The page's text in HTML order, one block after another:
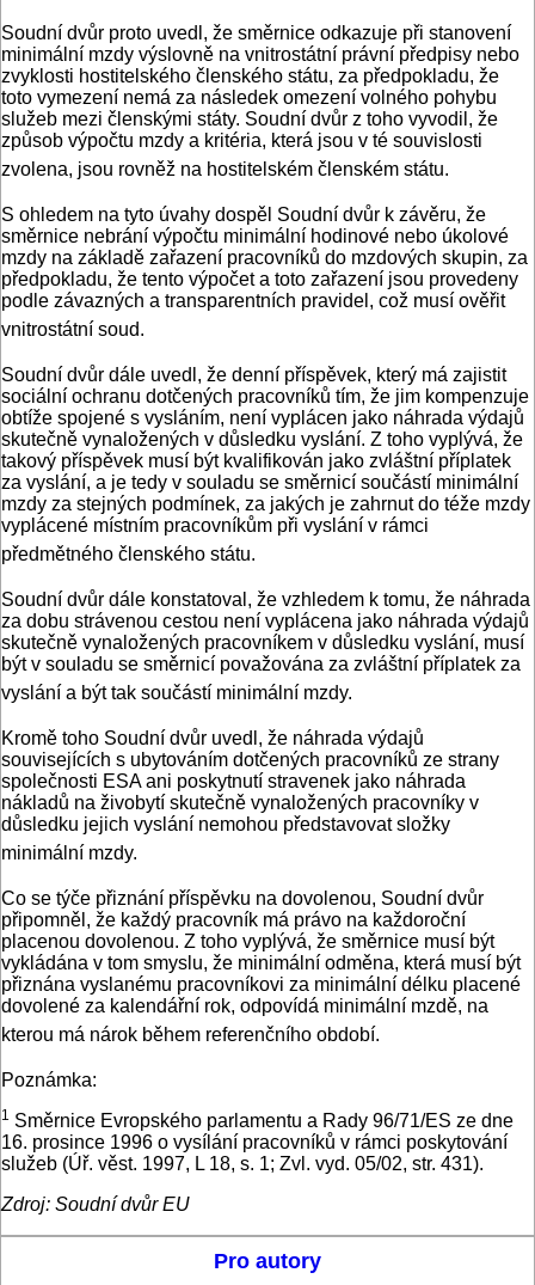
Soudní dvůr proto uvedl, že směrnice odkazuje při stanovení
minimální mzdy výslovně na vnitrostátní právní předpisy nebo
zvyklosti hostitelského členského státu, za předpokladu, že
toto vymezení nemá za následek omezení volného pohybu
služeb mezi členskými státy. Soudní dvůr z toho vyvodil, že
způsob výpočtu mzdy a kritéria, která jsou v té souvislosti
zvolena, jsou rovněž na hostitelském členském státu.
S ohledem na tyto úvahy dospěl Soudní dvůr k závěru, že
směrnice nebrání výpočtu minimální hodinové nebo úkolové
mzdy na základě zařazení pracovníků do mzdových skupin, za
předpokladu, že tento výpočet a toto zařazení jsou provedeny
podle závazných a transparentních pravidel, což musí ověřit
vnitrostátní soud.
Soudní dvůr dále uvedl, že denní příspěvek, který má zajistit
sociální ochranu dotčených pracovníků tím, že jim kompenzuje
obtíže spojené s vysláním, není vyplácen jako náhrada výdajů
skutečně vynaložených v důsledku vyslání. Z toho vyplývá, že
takový příspěvek musí být kvalifikován jako zvláštní příplatek
za vyslání, a je tedy v souladu se směrnicí součástí minimální
mzdy za stejných podmínek, za jakých je zahrnut do téže mzdy
vyplácené místním pracovníkům při vyslání v rámci
předmětného členského státu.
Soudní dvůr dále konstatoval, že vzhledem k tomu, že náhrada
za dobu strávenou cestou není vyplácena jako náhrada výdajů
skutečně vynaložených pracovníkem v důsledku vyslání, musí
být v souladu se směrnicí považována za zvláštní příplatek za
vyslání a být tak součástí minimální mzdy.
Kromě toho Soudní dvůr uvedl, že náhrada výdajů
souvisejících s ubytováním dotčených pracovníků ze strany
společnosti ESA ani poskytnutí stravenek jako náhrada
nákladů na živobytí skutečně vynaložených pracovníky v
důsledku jejich vyslání nemohou představovat složky
minimální mzdy.
Co se týče přiznání příspěvku na dovolenou, Soudní dvůr
připomněl, že každý pracovník má právo na každoroční
placenou dovolenou. Z toho vyplývá, že směrnice musí být
vykládána v tom smyslu, že minimální odměna, která musí být
přiznána vyslanému pracovníkovi za minimální délku placené
dovolené za kalendářní rok, odpovídá minimální mzdě, na
kterou má nárok během referenčního období.
Poznámka:
1 Směrnice Evropského parlamentu a Rady 96/71/ES ze dne
16. prosince 1996 o vysílání pracovníků v rámci poskytování
služeb (Úř. věst. 1997, L 18, s. 1; Zvl. vyd. 05/02, str. 431).
Zdroj: Soudní dvůr EU
Pro autory